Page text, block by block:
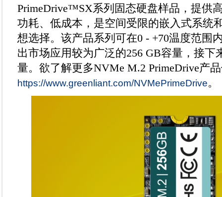
PrimeDrive™SX系列固态硬盘样品，提供
功耗、低成本，是空间受限的嵌入式系统
想选择。该产品系列可在0 - +70温度范围
出市场应用较为广泛的256 GB容量，接下
量。欲了解更多NVMe M.2 PrimeDrive产
https://www.greenliant.com/NVMePrimeDrive。